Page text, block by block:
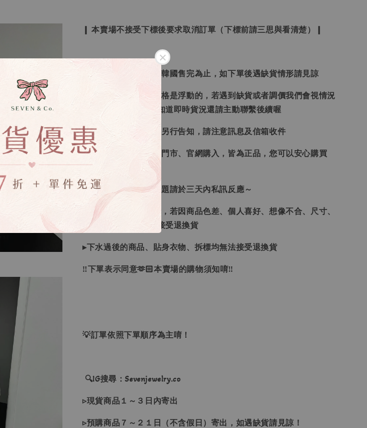
❙ 本賣場不接受下標後要求取消訂單（下標前請三思與看清楚）❙
▸所有商品皆以日本、韓國售完為止，如下單後遇缺貨情形請見諒
▸因日本商品貨況和價格是浮動的，若遇到缺貨或者調價我們會視情況
等待下單，若您想要知道即時貨況還請主動聯繫後續喔
▸如遇缺斷貨情形會再另行告知，請注意訊息及信箱收件
▸商品皆由日本、韓國門市、官網購入，皆為正品，您可以安心購買
唷！
▸商品收到後有任何問題請於三天內私訊反應～
▸全商品圖片僅供參考，若因商品色差、個人喜好、想像不合、尺寸、
下單錯誤者，一律不接受退換貨
▸下水過後的商品、貼身衣物、拆標均無法接受退換貨
‼下單表示同意🫶🏻本賣場的購物須知唷‼
💡訂單依照下單順序為主唷！
🔍IG搜尋：Sevenjewelry.co
▹現貨商品１～３日內寄出
▹預購商品７～２１日（不含假日）寄出，如遇缺貨請見諒！